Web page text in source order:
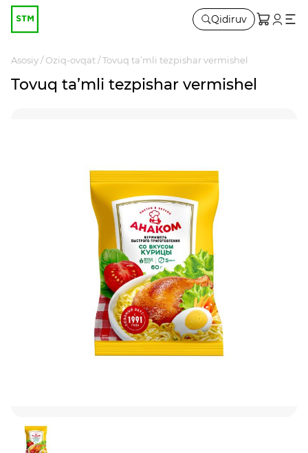
Qidiruv
Asosiy Oziq-ovqat Tovuq ta’mli tezpishar vermishel
Tovuq ta’mli tezpishar vermishel